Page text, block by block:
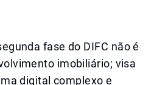
fase do DIFC não é
imobiliário; visa
digital complexo e